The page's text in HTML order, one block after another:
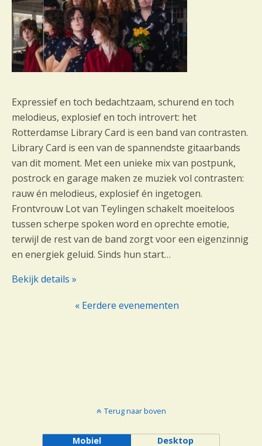
Expressief en toch bedachtzaam, schurend en toch
melodieus, explosief en toch introvert: het
Rotterdamse Library Card is een band van contrasten.
Library Card is een van de spannendste gitaarbands
van dit moment. Met een unieke mix van postpunk,
postrock en garage maken ze muziek vol contrasten:
rauw én melodieus, explosief én ingetogen.
Frontvrouw Lot van Teylingen schakelt moeiteloos
tussen scherpe spoken word en oprechte emotie,
terwijl de rest van de band zorgt voor een eigenzinnig
en energiek geluid. Sinds hun start…
Bekijk details »
« Eerdere evenementen
Terug naar boven
Mobiel Desktop